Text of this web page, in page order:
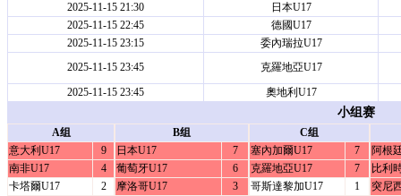
2025-11-15 21:30
日本U17
2025-11-15 22:45
德國U17
2025-11-15 23:15
委內瑞拉U17
2025-11-15 23:45
克羅地亞U17
2025-11-15 23:45
奧地利U17
小组赛
A组
意大利U17
9
南非U17
4
卡塔爾U17
2
B组
日本U17
7
葡萄牙U17
6
摩洛哥U17
3
C组
塞內加爾U17
7
克羅地亞U17
7
哥斯達黎加U17
1
阿根
比利
突尼